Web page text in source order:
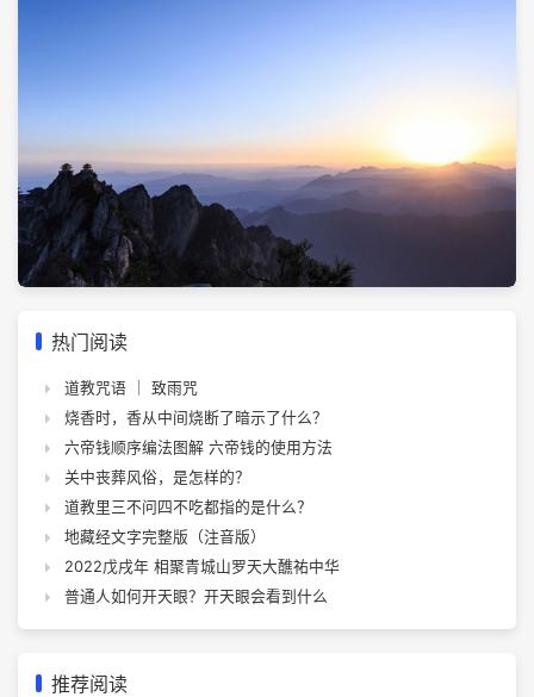
热门阅读
道教咒语 ｜ 致雨咒
烧香时，香从中间烧断了暗示了什么？
六帝钱顺序编法图解 六帝钱的使用方法
关中丧葬风俗，是怎样的？
道教里三不问四不吃都指的是什么？
地藏经文字完整版（注音版）
2022戊戌年 相聚青城山罗天大醮祐中华
普通人如何开天眼？开天眼会看到什么
推荐阅读